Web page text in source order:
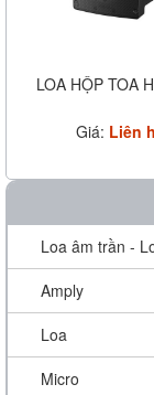
LOA HỘP TOA
Giá: Liên
Loa âm trần -
Amply
Loa
Micro